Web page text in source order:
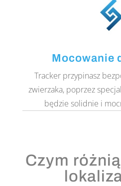
Mocowanie
Tracker przypinasz
zwierzaka, poprzez
będzie solidnie i
Czym